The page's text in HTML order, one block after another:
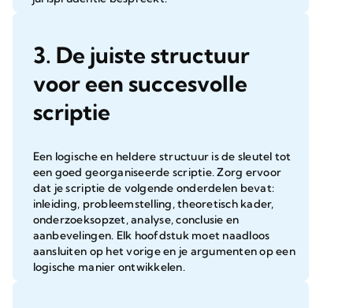
3. De juiste structuur
voor een succesvolle
scriptie
Een logische en heldere structuur is de sleutel tot
een goed georganiseerde scriptie. Zorg ervoor
dat je scriptie de volgende onderdelen bevat:
inleiding, probleemstelling, theoretisch kader,
onderzoeksopzet, analyse, conclusie en
aanbevelingen. Elk hoofdstuk moet naadloos
aansluiten op het vorige en je argumenten op een
logische manier ontwikkelen.